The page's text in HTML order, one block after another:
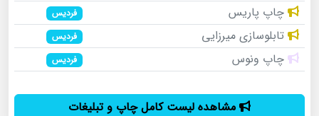
چاپ پاریس فردیس
تابلوسازی میرزایی فردیس
چاپ ونوس فردیس
مشاهده لیست کامل چاپ و تبلیغات